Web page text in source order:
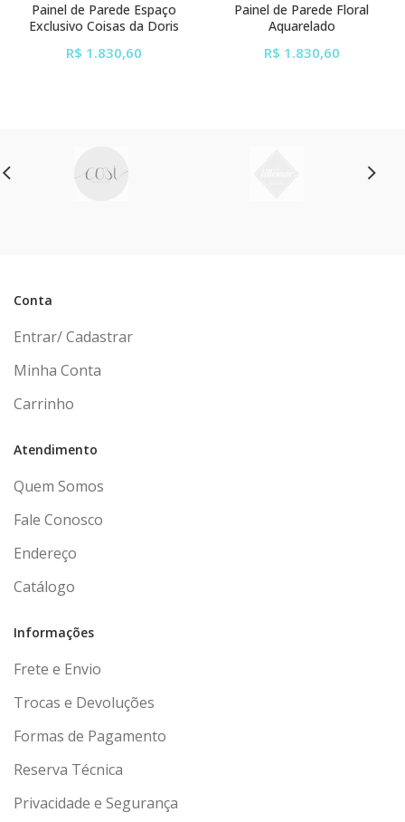
Painel de Parede Espaço
Exclusivo Coisas da Doris
R$ 1.830,60
Painel de Parede Floral
Aquarelado
R$ 1.830,60
Conta
Entrar/ Cadastrar
Minha Conta
Carrinho
Atendimento
Quem Somos
Fale Conosco
Endereço
Catálogo
Informações
Frete e Envio
Trocas e Devoluções
Formas de Pagamento
Reserva Técnica
Privacidade e Segurança